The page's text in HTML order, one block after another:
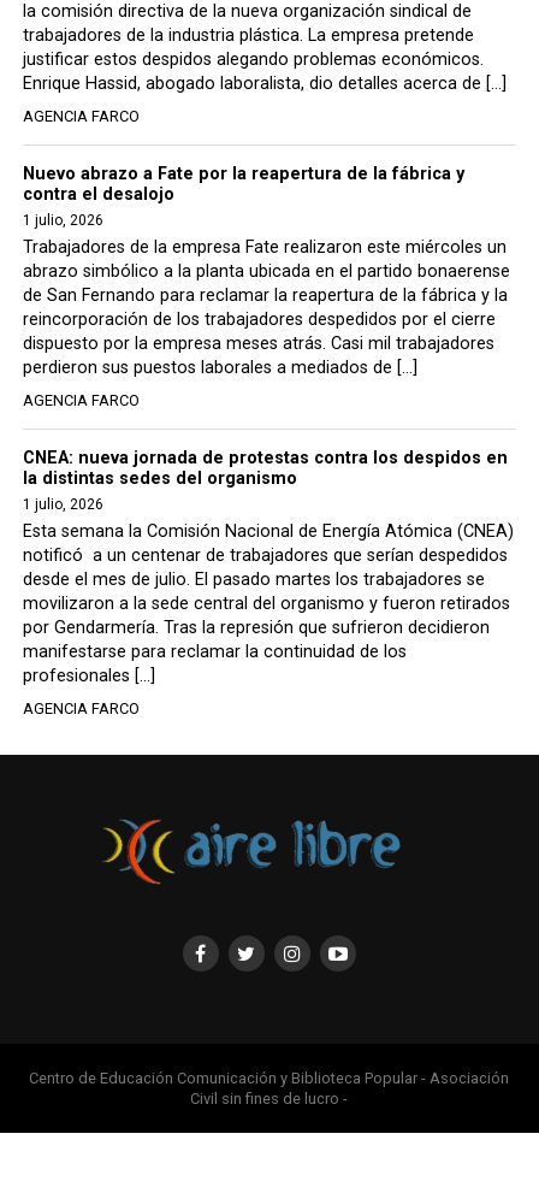
la comisión directiva de la nueva organización sindical de
trabajadores de la industria plástica. La empresa pretende
justificar estos despidos alegando problemas económicos.
Enrique Hassid, abogado laboralista, dio detalles acerca de […]
AGENCIA FARCO
Nuevo abrazo a Fate por la reapertura de la fábrica y
contra el desalojo
1 julio, 2026
Trabajadores de la empresa Fate realizaron este miércoles un
abrazo simbólico a la planta ubicada en el partido bonaerense
de San Fernando para reclamar la reapertura de la fábrica y la
reincorporación de los trabajadores despedidos por el cierre
dispuesto por la empresa meses atrás. Casi mil trabajadores
perdieron sus puestos laborales a mediados de […]
AGENCIA FARCO
CNEA: nueva jornada de protestas contra los despidos en
la distintas sedes del organismo
1 julio, 2026
Esta semana la Comisión Nacional de Energía Atómica (CNEA)
notificó a un centenar de trabajadores que serían despedidos
desde el mes de julio. El pasado martes los trabajadores se
movilizaron a la sede central del organismo y fueron retirados
por Gendarmería. Tras la represión que sufrieron decidieron
manifestarse para reclamar la continuidad de los
profesionales […]
AGENCIA FARCO
Centro de Educación Comunicación y Biblioteca Popular - Asociación
Civil sin fines de lucro -